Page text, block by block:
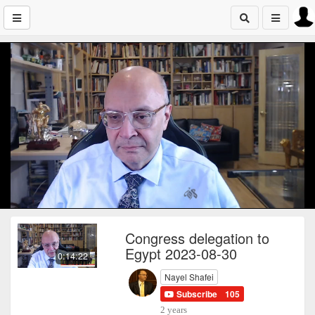
0:14:22
Congress delegation to
Egypt 2023-08-30
Nayel Shafei
Subscribe 105
2 years